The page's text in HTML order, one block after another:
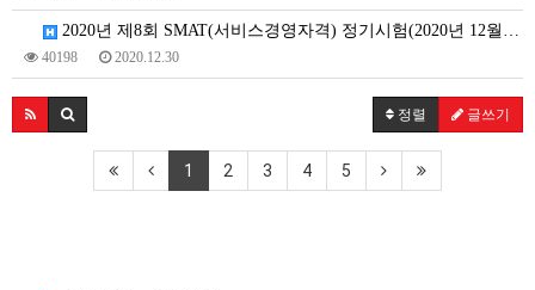
2020년 제8회 SMAT(서비스경영자격) 정기시험(2020년 12월 12일) 시행 안내
40198 2020.12.30
정렬 글쓰기
1 2 3 4 5